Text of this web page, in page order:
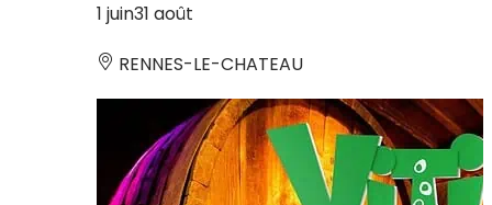
1 juin31 août
RENNES-LE-CHATEAU